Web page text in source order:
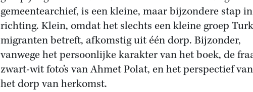
gemeentearchief, is een kleine, maar bijzondere stap
richting. Klein, omdat het slechts een kleine groep
migranten betreft, afkomstig uit één dorp. Bijzonder,
vanwege het persoonlijke karakter van het boek, de
zwart-wit foto’s van Ahmet Polat, en het perspectief
het dorp van herkomst.